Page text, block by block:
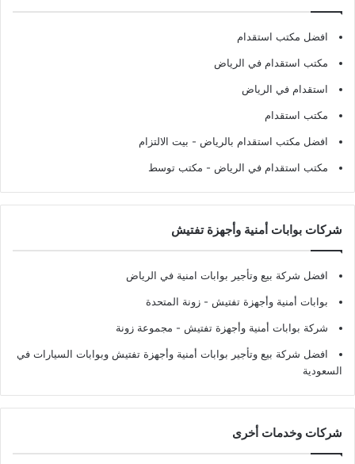
افضل مكتب استقدام
مكتب استقدام في الرياض
استقدام في الرياض
مكتب استقدام
افضل مكتب استقدام بالرياض - بيت الالتزام
مكتب استقدام في الرياض - مكتب توسط
شركات بوابات أمنية وأجهزة تفتيش
افضل شركة بيع وتأجير بوابات امنية في الرياض
بوابات أمنية وأجهزة تفتيش - زونة المتحدة
شركة بوابات أمنية وأجهزة تفتيش - مجموعة زونة
افضل شركة بيع وتأجير بوابات أمنية وأجهزة تفتيش وبوابات السيارات في
السعودية
شركات وخدمات أخرى